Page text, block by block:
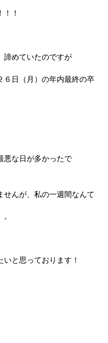
！
諦めていたのですが
６日（月）の年内最終の卒
悪な日が多かったで
せんが、私の一週間なんて
と思っております！